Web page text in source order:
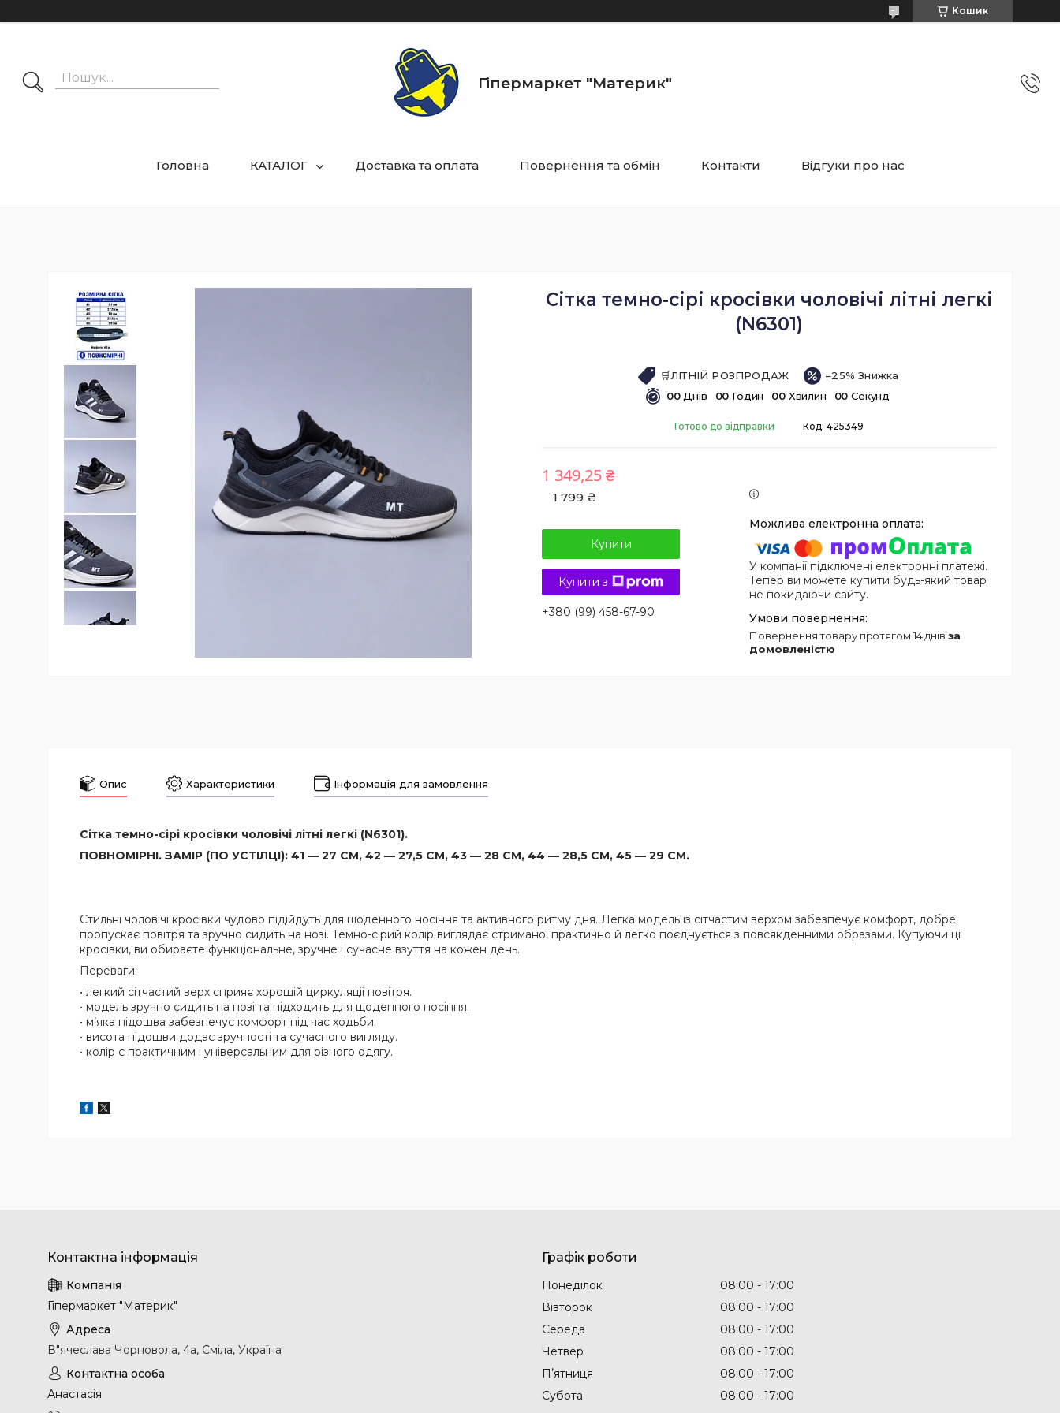
Кошик
Гіпермаркет "Материк"
Головна КАТАЛОГ Доставка та оплата Повернення та обмін Контакти Відгуки про нас
Сітка темно-сірі кросівки чоловічі літні легкі
(N6301)
🛒ЛІТНІЙ РОЗПРОДАЖ
–25%
00 Днів 00 Годин 00 Хвилин 00 Секунд
Готово до відправки Код: 425349
1 799 ₴
1 349,25 ₴
Купити
Купити з
+380 (99) 458-67-90
У компанії підключені електронні платежі.
Тепер ви можете купити будь-який товар
не покидаючи сайту.
повернення товару протягом 14 днів за
домовленістю
Опис Характеристики Інформація для замовлення
Сітка темно-сірі кросівки чоловічі літні легкі (N6301).
ПОВНОМІРНІ. ЗАМІР (ПО УСТІЛЦІ): 41 — 27 СМ, 42 — 27,5 СМ, 43 — 28 СМ, 44 — 28,5 СМ, 45 — 29 СМ.
Стильні чоловічі кросівки чудово підійдуть для щоденного носіння та активного ритму дня. Легка модель із сітчастим верхом забезпечує комфорт, добре
пропускає повітря та зручно сидить на нозі. Темно-сірий колір виглядає стримано, практично й легко поєднується з повсякденними образами. Купуючи ці
кросівки, ви обираєте функціональне, зручне і сучасне взуття на кожен день.
Переваги:
• легкий сітчастий верх сприяє хорошій циркуляції повітря.
• модель зручно сидить на нозі та підходить для щоденного носіння.
• м’яка підошва забезпечує комфорт під час ходьби.
• висота підошви додає зручності та сучасного вигляду.
• колір є практичним і універсальним для різного одягу.
Гіпермаркет "Материк"
В"ячеслава Чорновола, 4а, Сміла, Україна
Анастасія
Графік роботи
Понеділок 08:00
17:00
Вівторок
08:00
17:00
Середа
08:00
17:00
Четвер
08:00
17:00
Пʼятниця
08:00
17:00
Субота
08:00
17:00